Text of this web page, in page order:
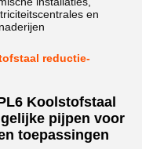
en
reductie-
Koolstofstaal
pijpen voor
toepassingen